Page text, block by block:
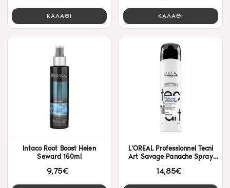
ΚΑΛΑΘΙ ΚΑΛΑΘΙ
Intaco Root Boost Helen
Seward 150ml
9,75€
L'OREAL Professionnel Tecni
Art Savage Panache Spray
14,85€